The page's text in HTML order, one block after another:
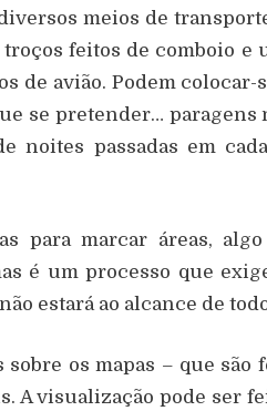
meios de
feitos de comboio e
de avião. Podem
se pretender… paragens
noites passadas em
para marcar áreas,
é um processo que
estará ao alcance de
sobre os mapas – que
A visualização pode ser